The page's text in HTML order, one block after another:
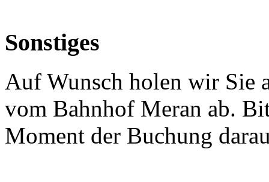
Sonstiges
Auf Wunsch holen wir Sie
vom Bahnhof Meran ab.
Moment der Buchung